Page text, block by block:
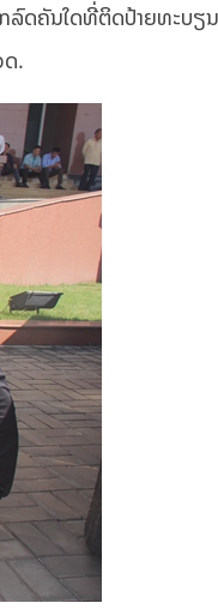
ລົດຄັນໃດທີ່ຕິດປ້າຍທະບ
ດ.